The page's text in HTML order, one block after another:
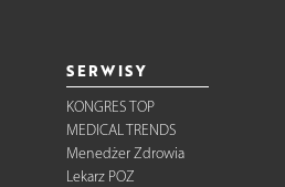
SERWISY
KONGRES TOP
MEDICAL TRENDS
Menedżer Zdrowia
Lekarz POZ